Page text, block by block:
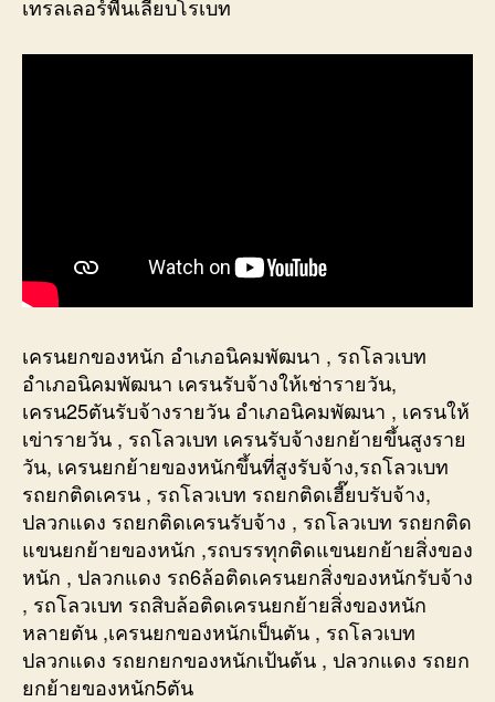
เทรลเลอร์พื้นเลียบโรเบท
เครนยกของหนัก อำเภอนิคมพัฒนา , รถโลวเบท
อำเภอนิคมพัฒนา เครนรับจ้างให้เช่ารายวัน,
เครน25ตันรับจ้างรายวัน อำเภอนิคมพัฒนา , เครนให้
เข่ารายวัน , รถโลวเบท เครนรับจ้างยกย้ายขึ้นสูงราย
วัน, เครนยกย้ายของหนักขึ้นที่สูงรับจ้าง,รถโลวเบท
รถยกติดเครน , รถโลวเบท รถยกติดเฮี๊ยบรับจ้าง,
ปลวกแดง รถยกติดเครนรับจ้าง , รถโลวเบท รถยกติด
แขนยกย้ายของหนัก ,รถบรรทุกติดแขนยกย้ายสิ่งของ
หนัก , ปลวกแดง รถ6ล้อติดเครนยกสิ่งของหนักรับจ้าง
, รถโลวเบท รถสิบล้อติดเครนยกย้ายสิ่งของหนัก
หลายตัน ,เครนยกของหนักเป็นตัน , รถโลวเบท
ปลวกแดง รถยกยกของหนักเป้นต้น , ปลวกแดง รถยก
ยกย้ายของหนัก5ตัน